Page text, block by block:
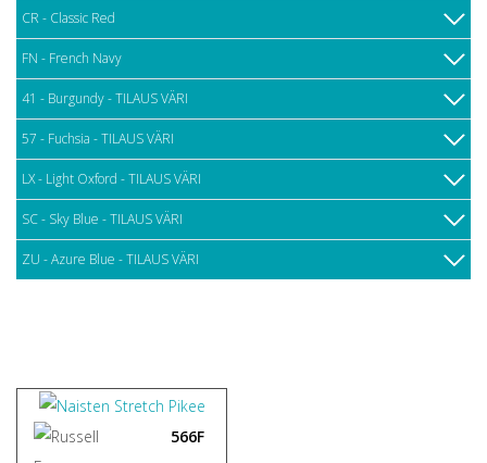
CR - Classic Red
FN - French Navy
41 - Burgundy - TILAUS VÄRI
57 - Fuchsia - TILAUS VÄRI
LX - Light Oxford - TILAUS VÄRI
SC - Sky Blue - TILAUS VÄRI
ZU - Azure Blue - TILAUS VÄRI
566F